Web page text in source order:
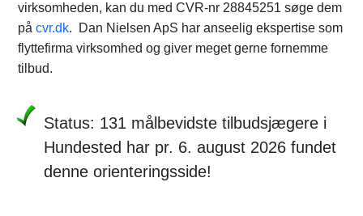
virksomheden, kan du med CVR-nr 28845251 søge dem
på cvr.dk. Dan Nielsen ApS har anseelig ekspertise som
flyttefirma virksomhed og giver meget gerne fornemme
tilbud.
Status: 131 målbevidste tilbudsjægere i
Hundested har pr. 6. august 2026 fundet
denne orienteringsside!